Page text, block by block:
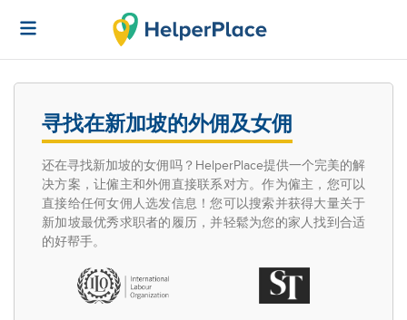
寻找在新加坡的外佣及女佣
还在寻找新加坡的女佣吗？HelperPlace提供一个完美的解
决方案，让僱主和外佣直接联系对方。作为僱主，您可以
直接给任何女佣人选发信息！您可以搜索并获得大量关于
新加坡最优秀求职者的履历，并轻鬆为您的家人找到合适
的好帮手。